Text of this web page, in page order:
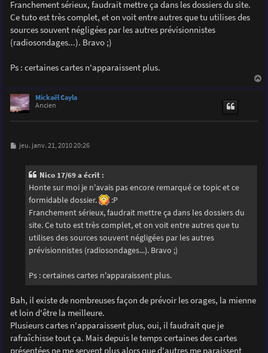
e
Franchement sérieux, faudrait mettre ça dans les dossiers du site.
Ce tuto est très complet, et on voit entre autres que tu utilises des
sources souvent négligées par les autres prévisionnistes
(radiosondages...). Bravo ;)
Ps : certaines cartes n'apparaissent plus.
Mickaël Cayla
Ancien
M
jeu. janv. 21, 2010 20:26
Nico 17/69 a écrit :
Honte sur moi je n'avais pas encore remarqué ce topic et ce
formidable dossier.
:P
Franchement sérieux, faudrait mettre ça dans les dossiers du
site. Ce tuto est très complet, et on voit entre autres que tu
utilises des sources souvent négligées par les autres
prévisionnistes (radiosondages...). Bravo ;)
Ps : certaines cartes n'apparaissent plus.
Bah, il existe de nombreuses façon de prévoir les orages, la mienne
et loin d'être la meilleure.
Plusieurs cartes n'apparaissent plus, oui, il faudrait que je
rafraîchisse tout ça. Mais depuis le temps certaines des cartes
présentées ne me servent plus alors que d'autres me paraissent